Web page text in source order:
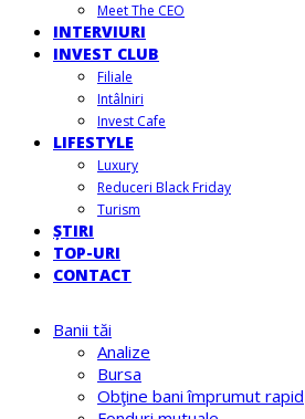
Meet The CEO
INTERVIURI
INVEST CLUB
Filiale
Intâlniri
Invest Cafe
LIFESTYLE
Luxury
Reduceri Black Friday
Turism
ȘTIRI
TOP-URI
CONTACT
Banii tăi
Analize
Bursa
Obţine bani împrumut rapid